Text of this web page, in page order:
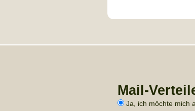
Mail-
Ja, ich möchte mich